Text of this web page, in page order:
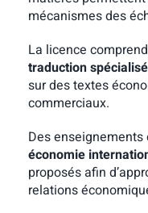
mécanismes des
La licence
traduction
sur des textes
commerciaux.
Des enseignements
économie
proposés afin
relations